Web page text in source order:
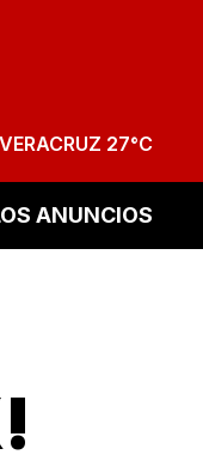
VERACRUZ 27°C
ANUNCIOS